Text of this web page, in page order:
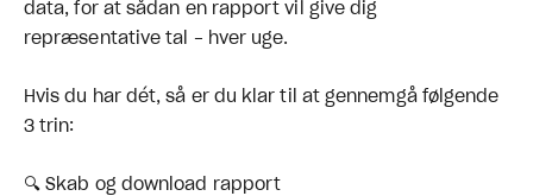
data, for at sådan en rapport vil give dig
repræsentative tal - hver uge.
Hvis du har dét, så er du klar til at gennemgå følgende
3 trin:
🔍 Skab og download rapport